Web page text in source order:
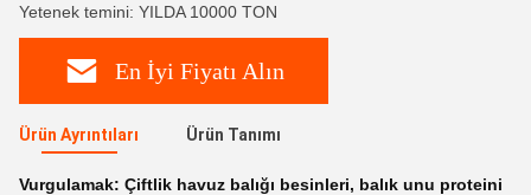
Yetenek temini: YILDA 10000 TON
En İyi Fiyatı Alın
Ürün Ayrıntıları Ürün Tanımı
Vurgulamak: Çiftlik havuz balığı besinleri, balık unu proteini